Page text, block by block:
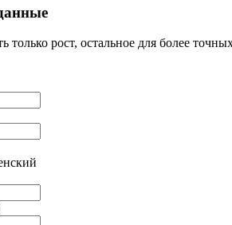
только рост, остальное для более